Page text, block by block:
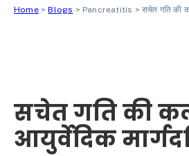
Home>Blogs > Pancreatitis >सचेत गति की
सचेत गति की
आयुर्वेदिक